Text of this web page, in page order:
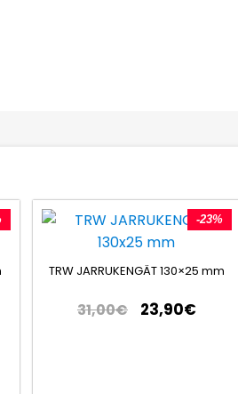
-23%
TRW JARRUKENGÄT 130×25 mm
31,00€ 23,90€